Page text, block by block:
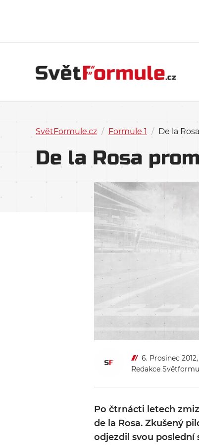
SvětFormule.cz / Formule 1 / De la
De la Rosa
6. Prosinec 2012,
Redakce
Po čtrnácti letech
de la Rosa. Zkušený
odjezdil svou poslední